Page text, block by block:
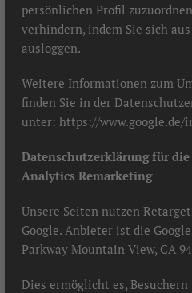
persönlichen Profil
verhindern, indem Sie sich
ausloggen.
Weitere Informationen zum
finden Sie in der
unter: https://
Datenschutzerklärung für
Analytics Remarketing
Unsere Seiten nutzen
Google. Anbieter ist die
Parkway Mountain View, CA
Dies ermöglicht es,